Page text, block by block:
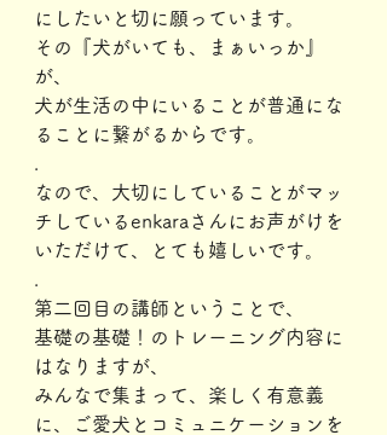
にしたいと切に願っています。
その『犬がいても、まぁいっか』
が、
犬が生活の中にいることが普通にな
ることに繋がるからです。
なので、大切にしていることがマッ
チしているenkaraさんにお声がけを
いただけて、とても嬉しいです。
第二回目の講師ということで、
基礎の基礎！のトレーニング内容に
はなりますが、
みんなで集まって、楽しく有意義
に、ご愛犬とコミュニケーションを